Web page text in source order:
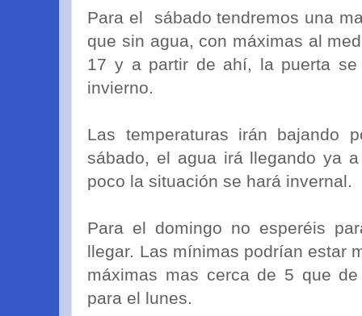
Para el sábado tendremos una
que sin agua, con máximas al
17 y a partir de ahí, la puerta
invierno.
Las temperaturas irán bajando
sábado, el agua irá llegando ya
poco la situación se hará invernal.
Para el domingo no esperéis
llegar. Las mínimas podrían estar
máximas mas cerca de 5 que
para el lunes.